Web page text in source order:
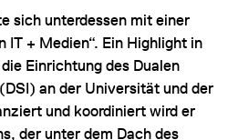
sich unterdessen mit einer
IT + Medien“. Ein Highlight in
Einrichtung des Dualen
an der Universität und der
und koordiniert wird er
der unter dem Dach des